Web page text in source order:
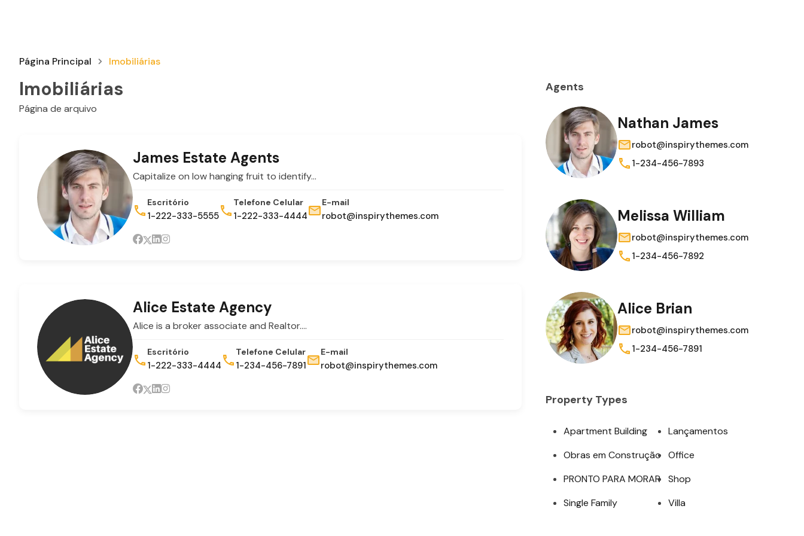
Página Principal Imobiliárias
Imobiliárias
Página de arquivo
James Estate Agents
Capitalize on low hanging fruit to identify…
Escritório
1-222-333-5555
Telefone Celular
1-222-333-4444
E-mail
robot@inspirythemes.com
Alice Estate Agency
Alice is a broker associate and Realtor.…
Escritório
1-222-333-4444
Telefone Celular
1-234-456-7891
E-mail
robot@inspirythemes.com
Agents
Nathan James
robot@inspirythemes.com
1-234-456-7893
Melissa William
robot@inspirythemes.com
1-234-456-7892
Alice Brian
robot@inspirythemes.com
1-234-456-7891
Property Types
Apartment Building
Lançamentos
Obras em Construção Office
PRONTO PARA MORAR
Shop
Single Family
Villa